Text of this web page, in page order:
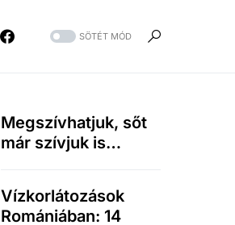
SÖTÉT MÓD
Megszívhatjuk, sőt
már szívjuk is…
Vízkorlátozások
Romániában: 14